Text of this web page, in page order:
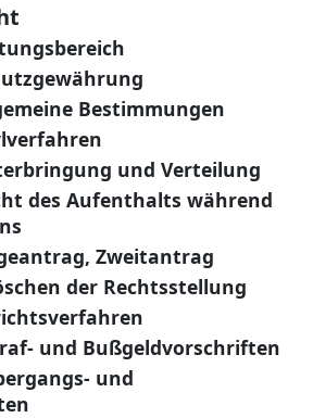
Bestimmungen
und Verteilung
des Aufenthalts während
Zweitantrag
der Rechtsstellung
und Bußgeldvorschriften
und